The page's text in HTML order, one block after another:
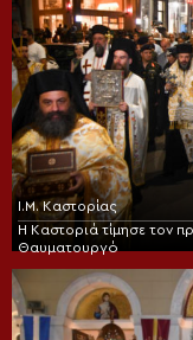
Ι.Μ. Καστορίας
Η Καστοριά τίμησε τον
Θαυματουργό